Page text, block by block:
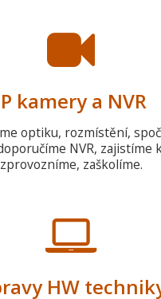
kamery a NVR
optiku, rozmístění,
NVR, zajistíme
zprovozníme, zaškolíme.
HW